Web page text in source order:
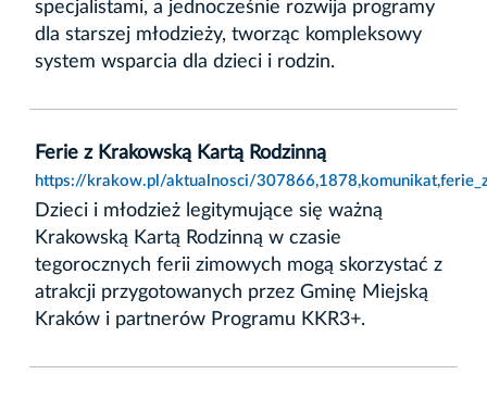
specjalistami, a jednocześnie rozwija programy
dla starszej młodzieży, tworząc kompleksowy
system wsparcia dla dzieci i rodzin.
Ferie z Krakowską Kartą Rodzinną
https://krakow.pl/aktualnosci/
Dzieci i młodzież legitymujące się ważną
Krakowską Kartą Rodzinną w czasie
tegorocznych ferii zimowych mogą skorzystać z
atrakcji przygotowanych przez Gminę Miejską
Kraków i partnerów Programu KKR3+.